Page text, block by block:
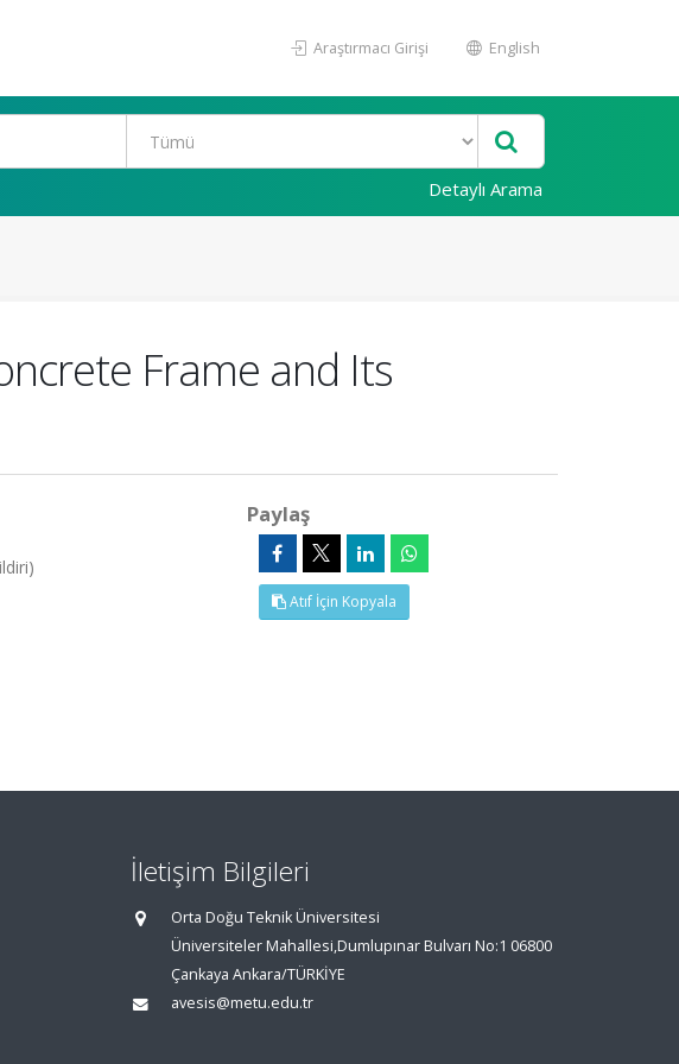
Araştırmacı Girişi English
Detaylı Arama
Frame and Its
Paylaş
Atıf İçin Kopyala
İletişim Bilgileri
Orta Doğu Teknik Üniversitesi
Üniversiteler Mahallesi,Dumlupınar Bulvarı No:1 06800
Çankaya Ankara/TÜRKİYE
avesis@metu.edu.tr